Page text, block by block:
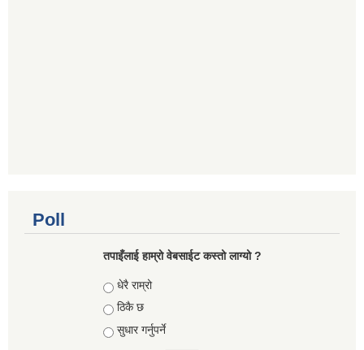
Poll
तपाइँलाई हाम्रो वेबसाईट कस्तो लाग्यो ?
Choices
धेरै राम्रो
ठिकै छ
सुधार गर्नुपर्ने